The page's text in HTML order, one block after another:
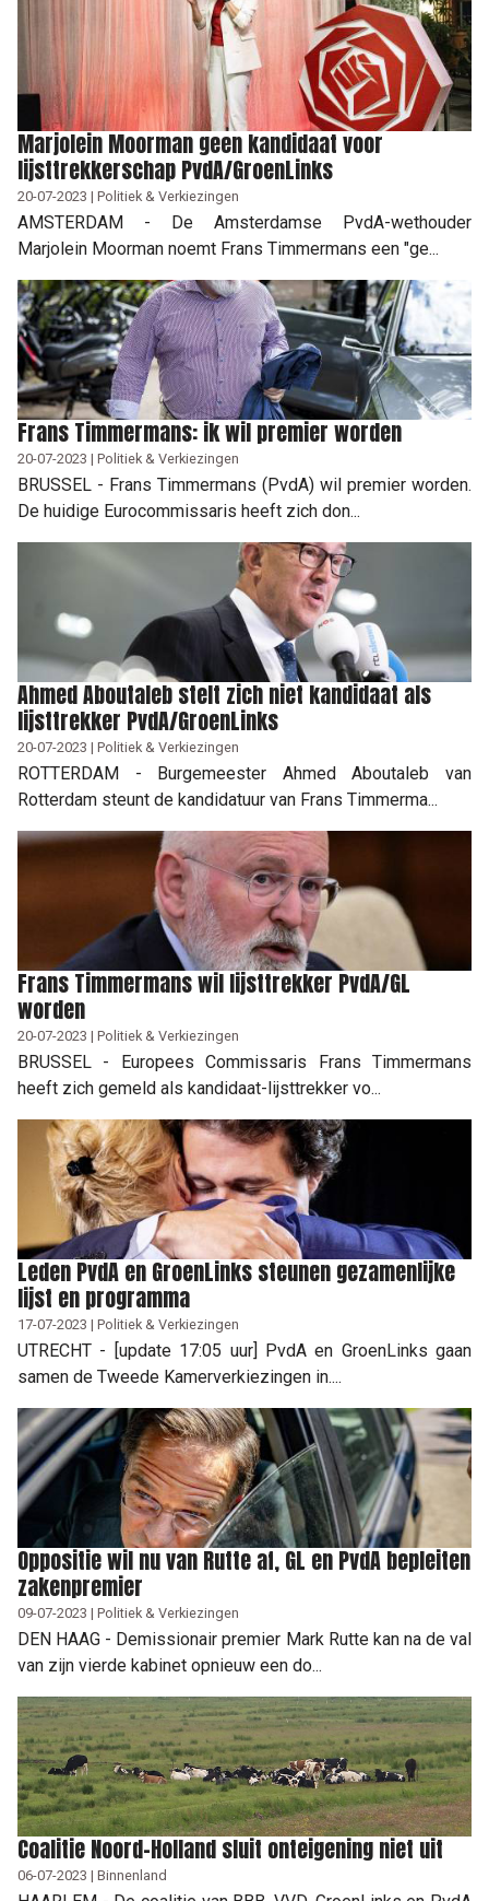
Marjolein Moorman geen kandidaat voor
lijsttrekkerschap PvdA/GroenLinks
20-07-2023 | Politiek & Verkiezingen
AMSTERDAM - De Amsterdamse PvdA-wethouder
Marjolein Moorman noemt Frans Timmermans een "ge...
Frans Timmermans: ik wil premier worden
20-07-2023 | Politiek & Verkiezingen
BRUSSEL - Frans Timmermans (PvdA) wil premier worden.
De huidige Eurocommissaris heeft zich don...
Ahmed Aboutaleb stelt zich niet kandidaat als
lijsttrekker PvdA/GroenLinks
20-07-2023 | Politiek & Verkiezingen
ROTTERDAM - Burgemeester Ahmed Aboutaleb van
Rotterdam steunt de kandidatuur van Frans Timmerma...
Frans Timmermans wil lijsttrekker PvdA/GL
worden
20-07-2023 | Politiek & Verkiezingen
BRUSSEL - Europees Commissaris Frans Timmermans
heeft zich gemeld als kandidaat-lijsttrekker vo...
Leden PvdA en GroenLinks steunen gezamenlijke
lijst en programma
17-07-2023 | Politiek & Verkiezingen
UTRECHT - [update 17:05 uur] PvdA en GroenLinks gaan
samen de Tweede Kamerverkiezingen in....
Oppositie wil nu van Rutte af, GL en PvdA bepleiten
zakenpremier
09-07-2023 | Politiek & Verkiezingen
DEN HAAG - Demissionair premier Mark Rutte kan na de val
van zijn vierde kabinet opnieuw een do...
Coalitie Noord-Holland sluit onteigening niet uit
06-07-2023 | Binnenland